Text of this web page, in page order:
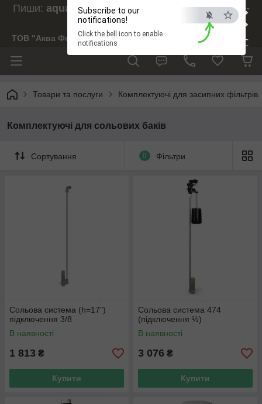
×
ESC
Subscribe to our
notifications!
Click the bell icon to enable
notifications
Пиши: aquaforesight@gmail.com , Дзвони:073-
238-29-97
ТОВ "Аква Форсайт"
Товари та послуги Комплектуючі для засипних фільтрів
Комплектуючі для сольових баків
Сортування 0 Фільтри
Сольова система (h=17")
підключення 3/8
В наявності
1 813 ₴
Купити
Сольова система 474
(підключення ½)
В наявності
3 076 ₴
Купити